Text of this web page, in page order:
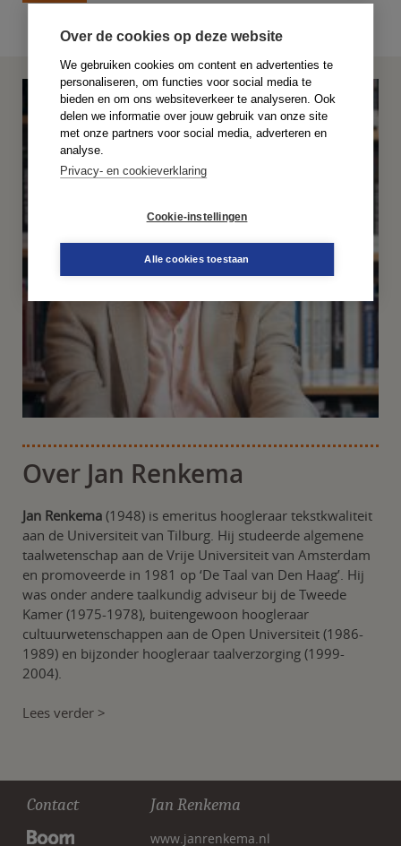
Over de cookies op deze website
We gebruiken cookies om content en advertenties te
personaliseren, om functies voor social media te
bieden en om ons websiteverkeer te analyseren. Ook
delen we informatie over jouw gebruik van onze site
met onze partners voor social media, adverteren en
analyse.
Privacy- en cookieverklaring
Cookie-instellingen
Alle cookies toestaan
Over Jan Renkema
Jan Renkema (1948) is emeritus hoogleraar tekstkwaliteit
aan de Universiteit van Tilburg. Hij studeerde algemene
taalwetenschap aan de Vrije Universiteit van Amsterdam
en promoveerde in 1981 op ‘De Taal van Den Haag’. Hij
was onder andere taalkundig adviseur bij de Tweede
Kamer (1975-1978), buitengewoon hoogleraar
cultuurwetenschappen aan de Open Universiteit (1986-
1989) en bijzonder hoogleraar taalverzorging (1999-
2004).
Lees verder >
Contact Jan Renkema
www.janrenkema.nl